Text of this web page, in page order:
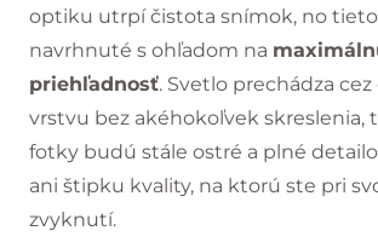
optiku utrpí čistota snímok, no tieto
navrhnuté s ohľadom na
priehľadnosť. Svetlo prechádza
vrstvu bez akéhokoľvek skreslenia,
fotky budú stále ostré a plné
ani štipku kvality, na ktorú ste pri
zvyknutí.